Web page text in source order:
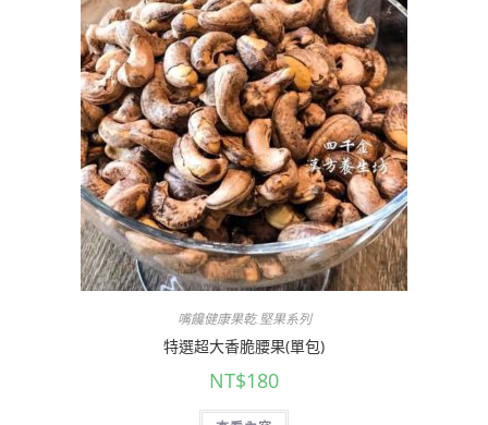
嘴饞健康果乾.堅果系列
特選超大香脆腰果(單包)
NT$180